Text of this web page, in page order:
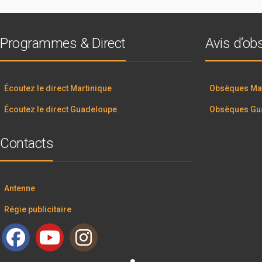
Programmes & Direct
Écoutez le direct Martinique
Écoutez le direct Guadeloupe
Avis
Obsèques
Obsèques
Contacts
Antenne
Régie publicitaire